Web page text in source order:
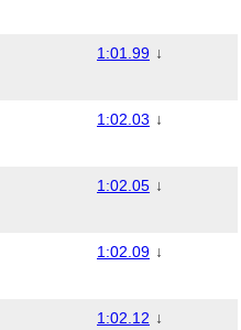
1:01.99 ↓
1:02.03 ↓
1:02.05 ↓
1:02.09 ↓
1:02.12 ↓